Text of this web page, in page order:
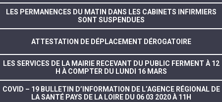
LES PERMANENCES DU MATIN DANS LES CABINETS INFIRMIERS
SONT SUSPENDUES
ATTESTATION DE DÉPLACEMENT DÉROGATOIRE
LES SERVICES DE LA MAIRIE RECEVANT DU PUBLIC FERMENT À 12
H À COMPTER DU LUNDI 16 MARS
COVID – 19 BULLETIN D’INFORMATION DE L’AGENCE RÉGIONAL DE
LA SANTÉ PAYS DE LA LOIRE DU 06 03 2020 À 11H